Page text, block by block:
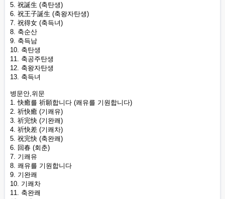
5. 祝誕生 (축탄생)
6. 祝王子誕生 (축왕자탄생)
7. 祝得女 (축득녀)
8. 축순산
9. 축득남
10. 축탄생
11. 축공주탄생
12. 축왕자탄생
13. 축득녀
병문안,위문
1. 快癒를 祈願합니다 (쾌유를 기원합니다)
2. 祈快癒 (기쾌유)
3. 祈完快 (기완쾌)
4. 祈快差 (기쾌차)
5. 祝完快 (축완쾌)
6. 回春 (회춘)
7. 기쾌유
8. 쾌유를 기원합니다
9. 기완쾌
10. 기쾌차
11. 축완쾌